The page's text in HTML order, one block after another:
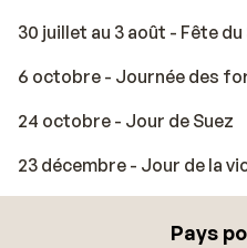
30 juillet au 3 août - Fête
6 octobre - Journée des
24 octobre - Jour de Suez
23 décembre - Jour de la
Pays